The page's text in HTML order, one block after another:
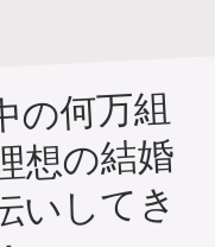
の何万組
想の結婚
いしてき